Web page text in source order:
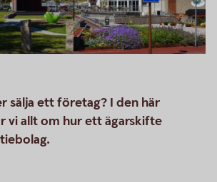
sälja ett företag? I den här
vi allt om hur ett ägarskifte